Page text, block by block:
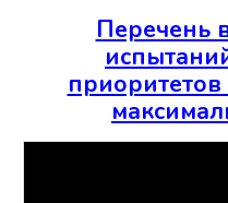
Перечень